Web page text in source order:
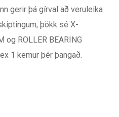
gerir þá gírval að veruleika
þökk sé X-
ROLLER BEARING
1 kemur þér þangað.